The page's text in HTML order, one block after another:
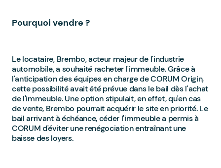
Pourquoi vendre ?
Le locataire, Brembo, acteur majeur de l'industrie
automobile, a souhaité racheter l'immeuble. Grâce à
l'anticipation des équipes en charge de CORUM Origin,
cette possibilité avait été prévue dans le bail dès l'achat
de l'immeuble. Une option stipulait, en effet, qu'en cas
de vente, Brembo pourrait acquérir le site en priorité. Le
bail arrivant à échéance, céder l'immeuble a permis à
CORUM d'éviter une renégociation entraînant une
baisse des loyers.